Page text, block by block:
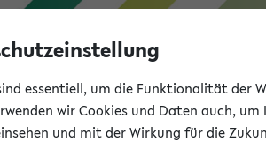
essentiell, um die Funktionalität der
wir Cookies und Daten auch,
und mit der Wirkung für die